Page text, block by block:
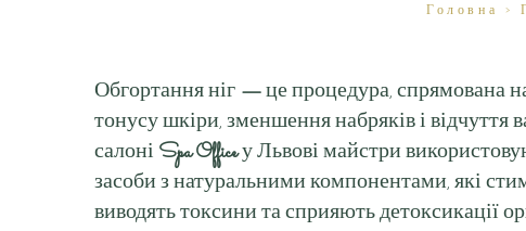
Головна >
Обгортання ніг —це процедура, спрямована
тонусу шкіри, зменшення набряків і відчуття
салоні Spa Officeу Львові майстри
засоби з натуральними компонентами, які
виводять токсини та сприяють детоксикації